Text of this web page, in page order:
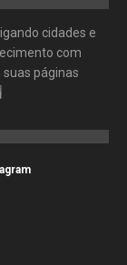
cidades e
com
páginas